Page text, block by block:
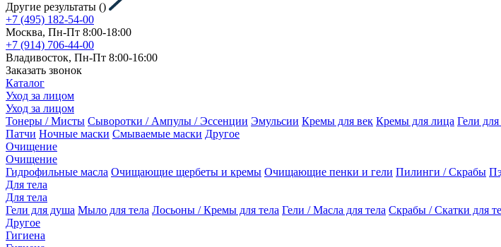
Другие результаты ()
+7 (495) 182-54-00
Москва, Пн-Пт 8:00-18:00
+7 (914) 706-44-00
Владивосток, Пн-Пт 8:00-16:00
Заказать звонок
Каталог
Уход за лицом
Уход за лицом
Тонеры / Мисты Сыворотки / Ампулы / Эссенции Эмульсии Кремы для век Кремы для лица Гели
Патчи Ночные маски Смываемые маски Другое
Очищение
Очищение
Гидрофильные масла Очищающие щербеты и кремы Очищающие пенки и гели Пилинги / Скрабы
Для тела
Для тела
Гели для душа Мыло для тела Лосьоны / Кремы для тела Гели / Масла для тела Скрабы / Скатки для
Другое
Гигиена